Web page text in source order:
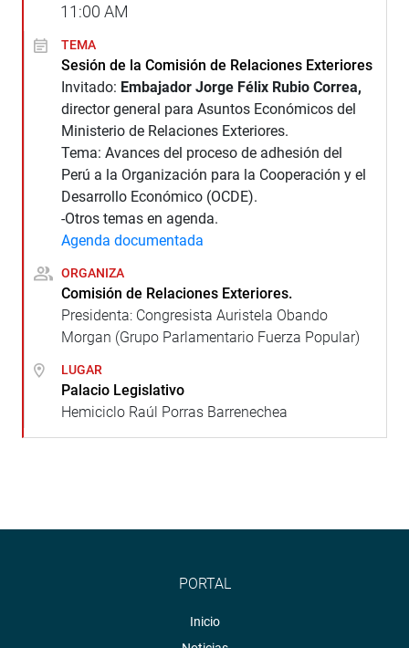
11:00 AM
TEMA
Sesión de la Comisión de Relaciones Exteriores
Invitado: Embajador Jorge Félix Rubio Correa,
director general para Asuntos Económicos del
Ministerio de Relaciones Exteriores.
Tema: Avances del proceso de adhesión del
Perú a la Organización para la Cooperación y el
Desarrollo Económico (OCDE).
-Otros temas en agenda.
Agenda documentada
ORGANIZA
Comisión de Relaciones Exteriores.
Presidenta: Congresista Auristela Obando
Morgan (Grupo Parlamentario Fuerza Popular)
LUGAR
Palacio Legislativo
Hemiciclo Raúl Porras Barrenechea
PORTAL
Inicio